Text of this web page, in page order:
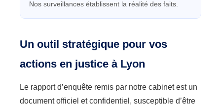
Nos surveillances établissent la réalité des faits.
Un outil stratégique pour vos
actions en justice à Lyon
Le rapport d’enquête remis par notre cabinet est un
document officiel et confidentiel, susceptible d’être